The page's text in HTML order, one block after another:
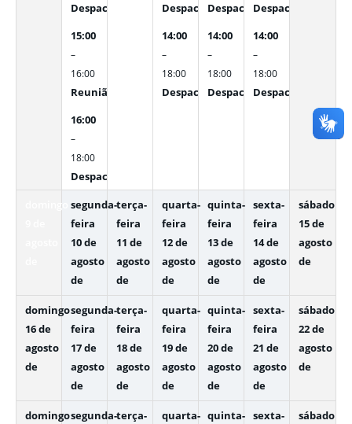
Despacho Interno
15:00
–
16:00
Reunião com os Diretores e Gerentes
16:00
–
18:00
Despacho Interno
Despacho Interno
14:00
–
18:00
Despacho Interno
Despacho Interno
14:00
–
18:00
Despacho Interno
Despacho Interno
14:00
–
18:00
Despacho Interno
domingo
segunda-
feira
10 de
agosto
de
terça-
feira
11 de
agosto
de
quarta-
feira
12 de
agosto
de
quinta-
feira
13 de
agosto
de
sexta-
feira
14 de
agosto
de
sábado
15 de
agosto
de
domingo
16 de
agosto
de
segunda-
feira
17 de
agosto
de
terça-
feira
18 de
agosto
de
quarta-
feira
19 de
agosto
de
quinta-
feira
20 de
agosto
de
sexta-
feira
21 de
agosto
de
sábado
22 de
agosto
de
domingosegunda-terça-
quarta- quinta- sexta-
sábado